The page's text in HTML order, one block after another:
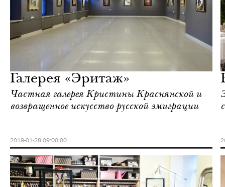
Галерея «Эритаж»
Частная галерея Кристины Краснянской и
возвращенное искусство русской эмиграции
2019-01-28 09:00:00